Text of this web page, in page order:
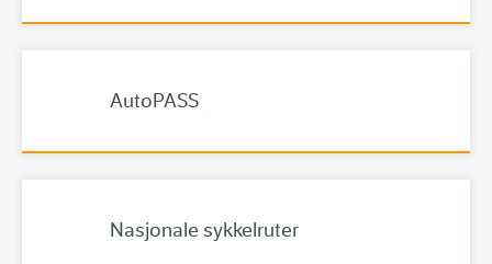
AutoPASS
Nasjonale sykkelruter